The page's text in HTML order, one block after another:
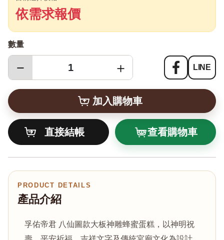
依需求報價
數量
− ＋ LINE
查看購物車
PRODUCT DETAILS
產品介紹
孚佑帝君 八仙圖款大板神雕蜂蜜蛋糕，以神明祝